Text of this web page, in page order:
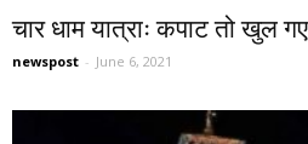
चार धाम यात्राः कपाट तो खुल
newspost - June 6, 2021